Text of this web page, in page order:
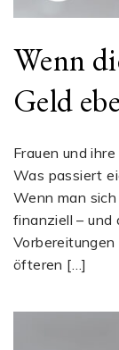
Wenn
Geld
Frauen und
Was passiert
Wenn man
finanziell – und
öfteren […]